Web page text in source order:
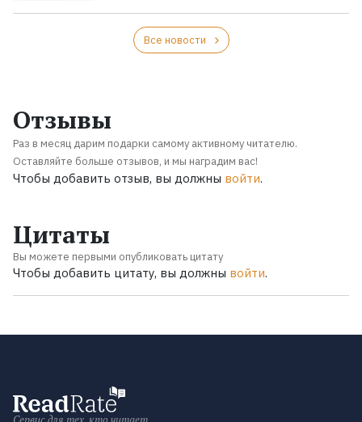
Все новости
Отзывы
Раз в месяц дарим подарки самому активному читателю.
Оставляйте больше отзывов, и мы наградим вас!
Чтобы добавить отзыв, вы должны войти.
Цитаты
Вы можете первыми опубликовать цитату
Чтобы добавить цитату, вы должны войти.